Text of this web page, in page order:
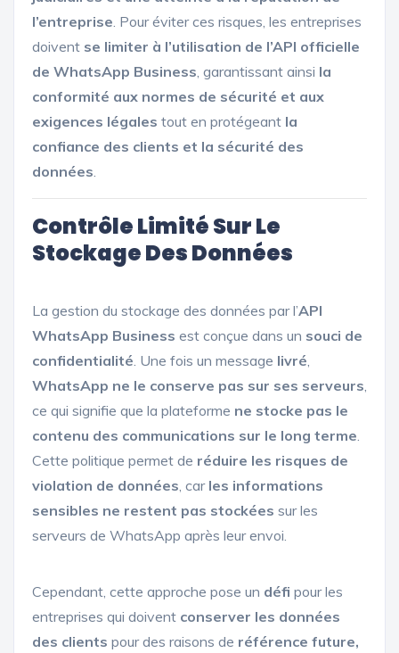
l’entreprise. Pour éviter ces risques, les entreprises
doivent se limiter à l’utilisation de l’API officielle
de WhatsApp Business, garantissant ainsi la
conformité aux normes de sécurité et aux
exigences légales tout en protégeant la
confiance des clients et la sécurité des
données.
Contrôle Limité Sur Le
Stockage Des Données
La gestion du stockage des données par l’API
WhatsApp Business est conçue dans un souci de
confidentialité. Une fois un message livré,
WhatsApp ne le conserve pas sur ses serveurs,
ce qui signifie que la plateforme ne stocke pas le
contenu des communications sur le long terme.
Cette politique permet de réduire les risques de
violation de données, car les informations
sensibles ne restent pas stockées sur les
serveurs de WhatsApp après leur envoi.
Cependant, cette approche pose un défi pour les
entreprises qui doivent conserver les données
des clients pour des raisons de référence future,